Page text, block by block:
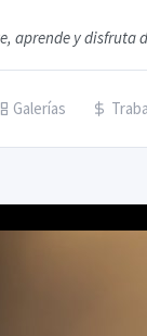
aprende y disfruta
Galerías